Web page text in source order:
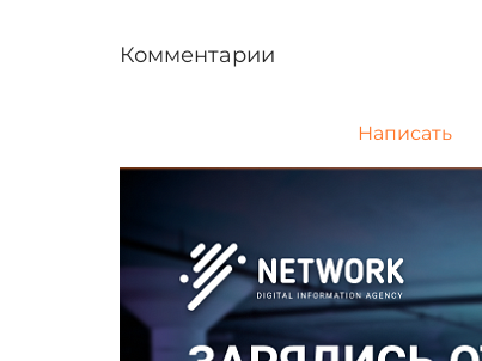
Комментарии
Написать